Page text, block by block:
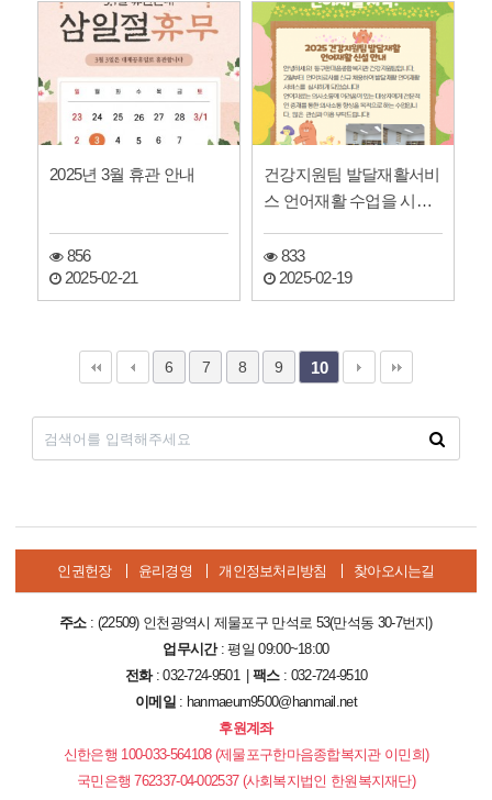
2025년 3월 휴관 안내
856
2025-02-21
건강지원팀 발달재활서비
스 언어재활 수업을 시작
833
2025-02-19
6 7 8 9 10
인권헌장 윤리경영 개인정보처리방침 찾아오시는길
주소: (22509) 인천광역시 제물포구 만석로 53(만석동 30-7번지)
업무시간: 평일 09:00~18:00
전화: 032-724-9501 |팩스: 032-724-9510
이메일: hanmaeum9500@hanmail.net
후원계좌
신한은행 100-033-564108 (제물포구한마음종합복지관 이민희)
국민은행 762337-04-002537 (사회복지법인 한원복지재단)